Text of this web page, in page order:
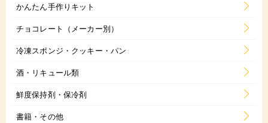
かんたん手作りキット
チョコレート（メーカー別）
冷凍スポンジ・クッキー・パン
酒・リキュール類
鮮度保持剤・保冷剤
書籍・その他